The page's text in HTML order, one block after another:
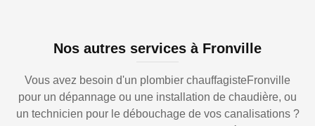
Nos autres services à Fronville
Vous avez besoin d'un plombier chauffagisteFronville
pour un dépannage ou une installation de chaudière, ou
un technicien pour le débouchage de vos canalisations ?